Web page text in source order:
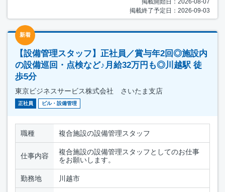
掲載開始日：2026-08-07
掲載終了予定日：2026-09-03
新着
【設備管理スタッフ】正社員／賞与年2回◎施設内
の設備巡回・点検など♪月給32万円も◎川越駅 徒
歩5分
東京ビジネスサービス株式会社 さいたま支店
正社員 ビル・設備管理
職種 複合施設の設備管理スタッフ
仕事内容
複合施設の設備管理スタッフとしてのお仕事
をお願いします。
勤務地 川越市